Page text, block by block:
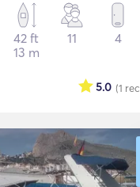
42 ft
13 m
11 4
(1
5.0